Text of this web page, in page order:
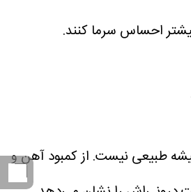
احساس سرما کنند.
طبیعی نیست. از کمبود آهن و